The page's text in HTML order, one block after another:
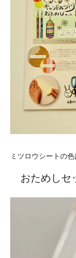
ミツロウシートの色
おためしセ